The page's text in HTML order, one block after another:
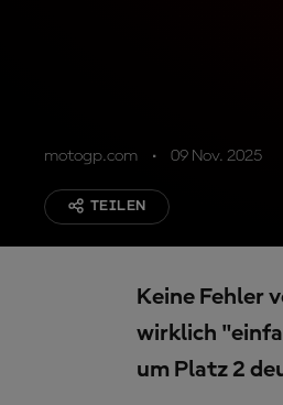
motogp.com 09 Nov. 2025
TEILEN
Keine Fehler
wirklich
um Platz 2